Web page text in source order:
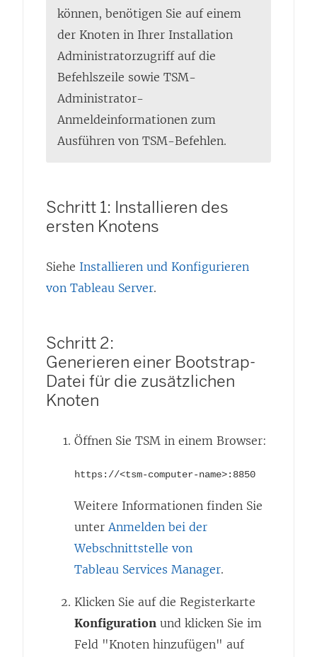
können, benötigen Sie auf einem
der Knoten in Ihrer Installation
Administratorzugriff auf die
Befehlszeile sowie TSM-
Administrator-
Anmeldeinformationen zum
Ausführen von TSM-Befehlen.
Schritt 1: Installieren des
ersten Knotens
Siehe Installieren und Konfigurieren
von Tableau Server.
Schritt 2:
Generieren einer Bootstrap-
Datei für die zusätzlichen
Knoten
Öffnen Sie TSM in einem Browser:
https://<tsm-computer-name>:8850
Weitere Informationen finden Sie
unter Anmelden bei der
Webschnittstelle von
Tableau Services Manager.
Klicken Sie auf die Registerkarte
Konfiguration und klicken Sie im
Feld "Knoten hinzufügen" auf